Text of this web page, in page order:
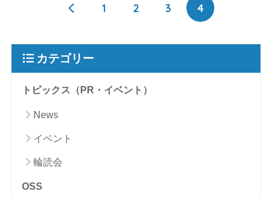
1 2 3 4
カテゴリー
トピックス（PR・イベント）
News
イベント
輪読会
OSS